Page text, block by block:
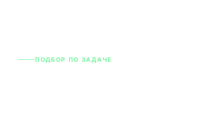
ПОДБОР ПО ЗАДАЧЕ